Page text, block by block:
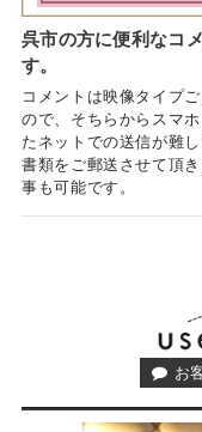
呉市の方に便利なコ
す。
コメントは映像タイプ
ので、そちらからスマ
たネットでの送信が難
書類をご郵送させて頂
事も可能です。
お